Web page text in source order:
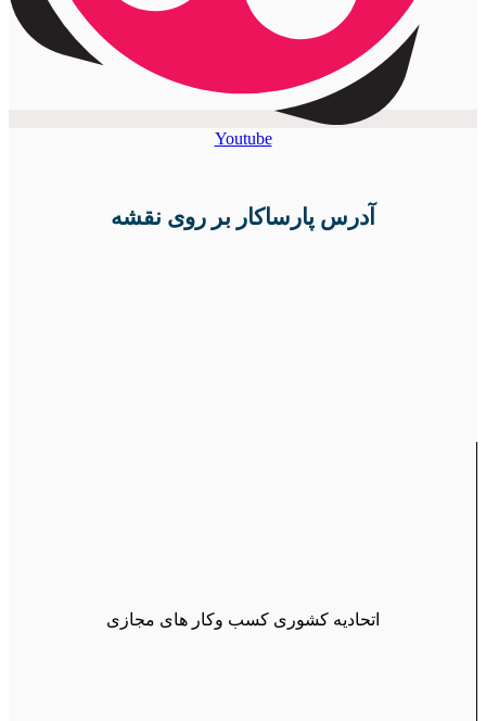
Youtube
آدرس پارساکار بر روی نقشه
اتحادیه کشوری کسب وکار های مجازی